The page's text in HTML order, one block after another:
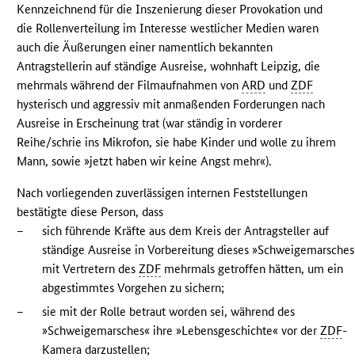
Kennzeichnend für die Inszenierung dieser Provokation und
die Rollenverteilung im Interesse westlicher Medien waren
auch die Äußerungen einer namentlich bekannten
Antragstellerin auf ständige Ausreise, wohnhaft Leipzig, die
mehrmals während der Filmaufnahmen vonARD undZDF
hysterisch und aggressiv mit anmaßenden Forderungen nach
Ausreise in Erscheinung trat (war ständig in vorderer
Reihe/schrie ins Mikrofon, sie habe Kinder und wolle zu ihrem
Mann, sowie »jetzt haben wir keine Angst mehr«).
Nach vorliegenden zuverlässigen internen Feststellungen
bestätigte diese Person, dass
–
sich führende Kräfte aus dem Kreis der Antragsteller auf
ständige Ausreise in Vorbereitung dieses
mit Vertretern desZDF mehrmals getroffen hätten, um ein
abgestimmtes Vorgehen zu sichern;
–
sie mit der Rolle betraut worden sei, während des
»Schweigemarsches« ihre »Lebensgeschichte« vor derZDF-
Kamera darzustellen;